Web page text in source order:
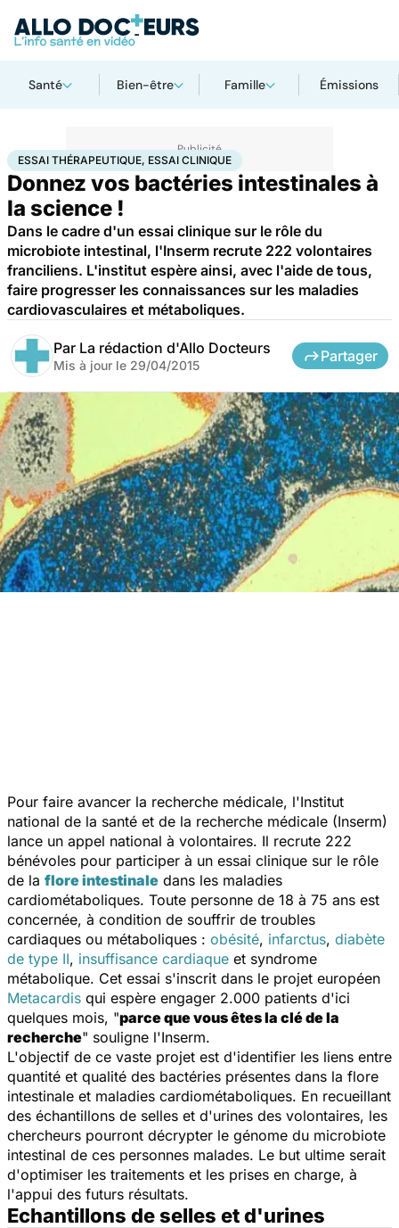
Santé Bien-être Famille Émissions
AccueilSantéEssai thérapeutique, essai clinique
ESSAI THÉRAPEUTIQUE, ESSAI CLINIQUE
Donnez vos bactéries intestinales à
la science !
Dans le cadre d'un essai clinique sur le rôle du
microbiote intestinal, l'Inserm recrute 222 volontaires
franciliens. L'institut espère ainsi, avec l'aide de tous,
faire progresser les connaissances sur les maladies
cardiovasculaires et métaboliques.
Par La rédaction d'Allo Docteurs
Mis à jour le 29/04/2015
Partager
Pour faire avancer la recherche médicale, l'Institut
national de la santé et de la recherche médicale (Inserm)
lance un appel national à volontaires. Il recrute 222
bénévoles pour participer à un essai clinique sur le rôle
de la flore intestinale dans les maladies
cardiométaboliques. Toute personne de 18 à 75 ans est
concernée, à condition de souffrir de troubles
cardiaques ou métaboliques : obésité, infarctus, diabète
de type II, insuffisance cardiaque et syndrome
métabolique. Cet essai s'inscrit dans le projet européen
Metacardis qui espère engager 2.000 patients d'ici
quelques mois, "parce que vous êtes la clé de la
recherche" souligne l'Inserm.
L'objectif de ce vaste projet est d'identifier les liens entre
quantité et qualité des bactéries présentes dans la flore
intestinale et maladies cardiométaboliques. En recueillant
des échantillons de selles et d'urines des volontaires, les
chercheurs pourront décrypter le génome du microbiote
intestinal de ces personnes malades. Le but ultime serait
d'optimiser les traitements et les prises en charge, à
l'appui des futurs résultats.
Echantillons de selles et d'urines